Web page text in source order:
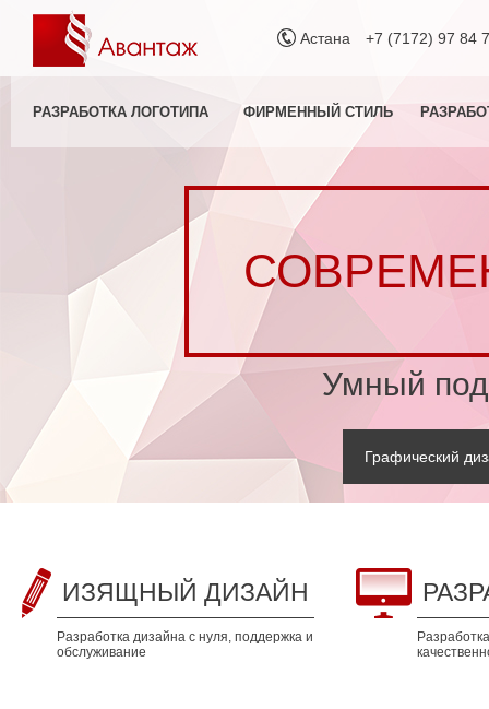
Астана +7 (7172) 97 84
РАЗРАБОТКА ЛОГОТИПА ФИРМЕННЫЙ СТИЛЬ
Умный
Графический
ИЗЯЩНЫЙ ДИЗАЙН
Разработка дизайна с нуля, поддержка и
обслуживание